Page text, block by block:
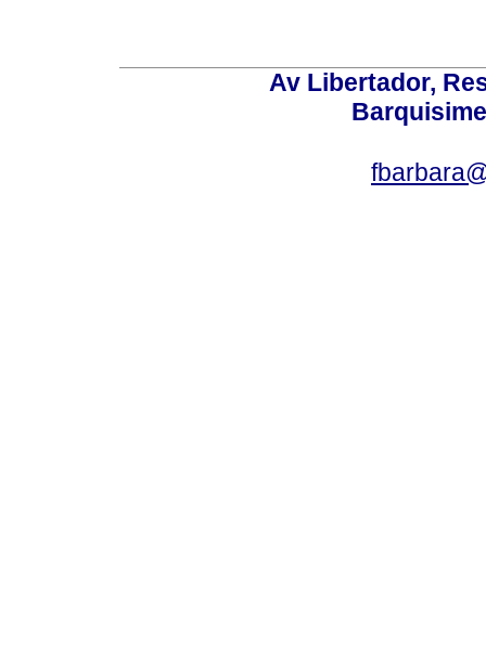
Av Libertador,